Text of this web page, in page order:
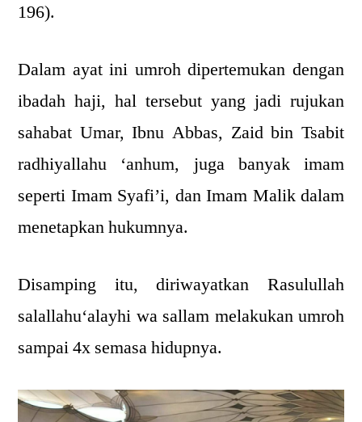
196).
Dalam ayat ini umroh dipertemukan dengan
ibadah haji, hal tersebut yang jadi rujukan
sahabat Umar, Ibnu Abbas, Zaid bin Tsabit
radhiyallahu ‘anhum, juga banyak imam
seperti Imam Syafi’i, dan Imam Malik dalam
menetapkan hukumnya.
Disamping itu, diriwayatkan Rasulullah
salallahu‘alayhi wa sallam melakukan umroh
sampai 4x semasa hidupnya.